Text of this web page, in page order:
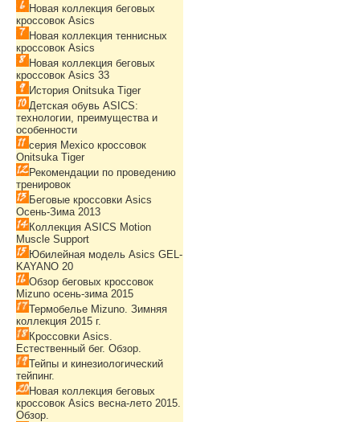
Новая коллекция беговых
кроссовок Asics
Новая коллекция теннисных
кроссовок Asics
Новая коллекция беговых
кроссовок Asics 33
История Onitsuka Tiger
Детская обувь ASICS:
технологии, преимущества и
особенности
серия Mexico кроссовок
Onitsuka Tiger
Рекомендации по проведению
тренировок
Беговые кроссовки Asics
Осень-Зима 2013
Коллекция ASICS Motion
Muscle Support
Юбилейная модель Asics GEL-
KAYANO 20
Обзор беговых кроссовок
Mizuno осень-зима 2015
Термобелье Mizuno. Зимняя
коллекция 2015 г.
Кроссовки Asics.
Естественный бег. Обзор.
Тейпы и кинезиологический
тейпинг.
Новая коллекция беговых
кроссовок Asics весна-лето 2015.
Обзор.